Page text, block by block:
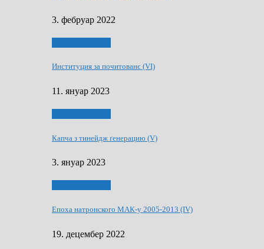
3. фебруар 2022
Институция за почитованє (VI)
11. януар 2023
Капча з тинейдж ґенерацию (V)
3. януар 2023
Епоха натронского МАК-у 2005-2013 (IV)
19. децембер 2022